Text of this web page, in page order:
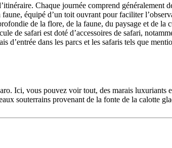
Chaque journée comprend
équipé d’un toit ouvrant pour faciliter
de la flore, de la faune, du paysage et de
de safari est doté d’accessoires de safari,
dans les parcs et les safaris tels que
Ici, vous pouvez voir tout, des marais luxuriants
souterrains provenant de la fonte de la calotte